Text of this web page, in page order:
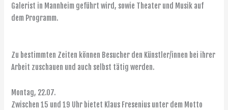
Galerist in Mannheim geführt wird, sowie Theater und Musik auf
dem Programm.
Zu bestimmten Zeiten können Besucher den Künstler/innen bei ihrer
Arbeit zuschauen und auch selbst tätig werden.
Montag, 22.07.
Zwischen 15 und 19 Uhr bietet Klaus Fresenius unter dem Motto